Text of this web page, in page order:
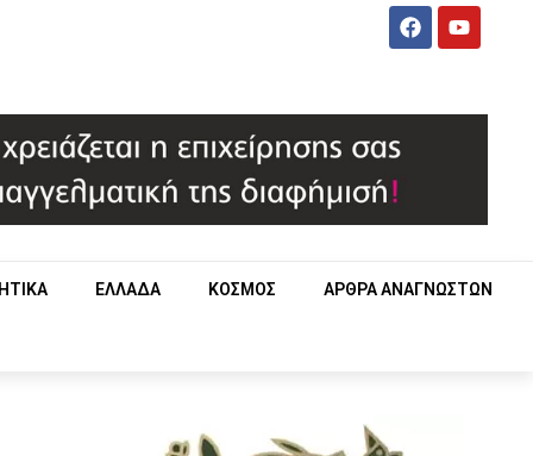
ΕΛΛΑΔΑ ΚΟΣΜΟΣ ΑΡΘΡΑ ΑΝΑΓΝΩΣΤΩΝ